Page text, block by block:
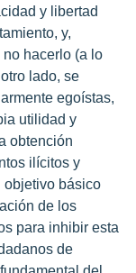
y libertad
y,
hacerlo (a lo
lado, se
egoístas,
utilidad y
obtención
ilícitos y
objetivo básico
de los
para inhibir esta
de